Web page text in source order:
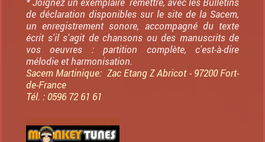
de déclaration disponibles sur le site de la Sacem,
un enregistrement sonore, accompagné du texte
écrit s'il s'agit de chansons ou des manuscrits de
vos oeuvres : partition complète, c'est-à-dire
mélodie et harmonisation.
Sacem Martinique: Zac Etang Z Abricot - 97200 Fort-
de-France
Tél. : 0596 72 61 61